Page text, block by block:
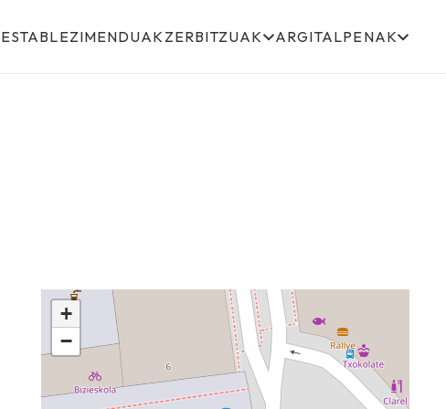
ESTABLEZIMENDUAKZERBITZUAK ARGITALPENAK
+
−